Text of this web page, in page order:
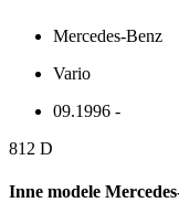
Mercedes-Benz
Vario
09.1996 -
812 D
Inne modele